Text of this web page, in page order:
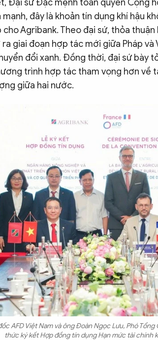
Đại sứ Đặc mệnh toàn quyền Cộng
đây là khoản tín dụng khí hậu
cho Agribank. Theo đại sứ, thỏa
giai đoạn hợp tác mới giữa Pháp và
đổi xanh. Đồng thời, đại sứ bày
trình hợp tác tham vọng hơn về
giữa hai nước.
AFD Việt Nam và ông Đoàn Ngọc Lưu, Phó
thức ký kết Hợp đồng tín dụng Hạn mức tài chính